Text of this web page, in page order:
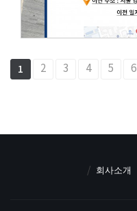
1 2 3 4 5 6
회사소개